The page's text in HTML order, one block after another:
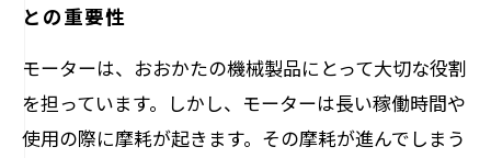
との重要性
モーターは、おおかたの機械製品にとって大切な役割
を担っています。しかし、モーターは長い稼働時間や
使用の際に摩耗が起きます。その摩耗が進んでしまう